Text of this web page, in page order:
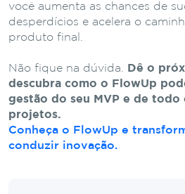
você aumenta as chances de
desperdícios e acelera o
produto final.
Não fique na dúvida.
Dê o
descubra como o FlowUp
gestão do seu MVP e de
projetos.
Conheça o FlowUp e
conduzir inovação.